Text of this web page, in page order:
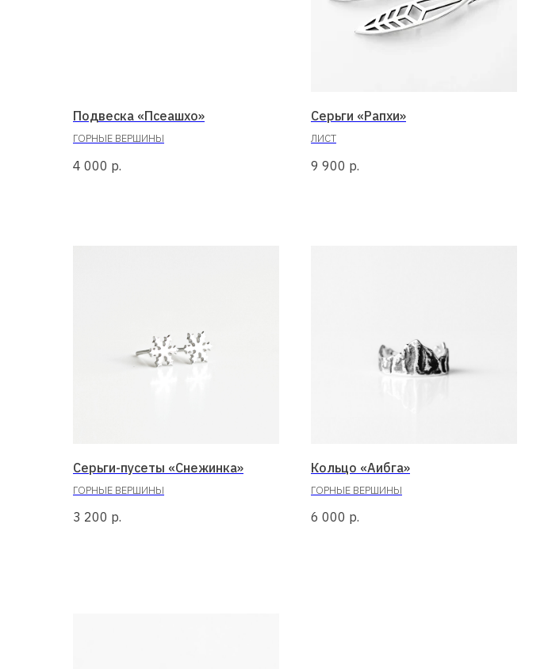
Подвеска «Псеашхо»
ГОРНЫЕ ВЕРШИНЫ
4 000 р.
Серьги «Рапхи»
ЛИСТ
9 900 р.
Серьги-пусеты «Снежинка»
ГОРНЫЕ ВЕРШИНЫ
3 200 р.
Кольцо «Аибга»
ГОРНЫЕ ВЕРШИНЫ
6 000 р.